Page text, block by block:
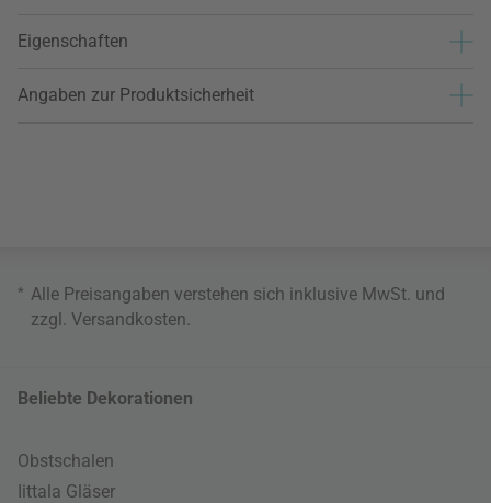
Eigenschaften
Angaben zur Produktsicherheit
* Alle Preisangaben verstehen sich inklusive MwSt. und
zzgl. Versandkosten
Beliebte Dekorationen
Obstschalen
Iittala Gläser